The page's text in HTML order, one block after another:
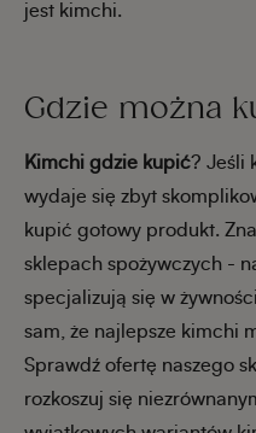
jest kimchi.
Gdzie można
Kimchi gdzie kupić? Jeśli
wydaje się zbyt
kupić gotowy produkt.
sklepach spożywczych -
specjalizują się w
sam, że najlepsze kimchi
Sprawdź ofertę naszego
rozkoszuj się